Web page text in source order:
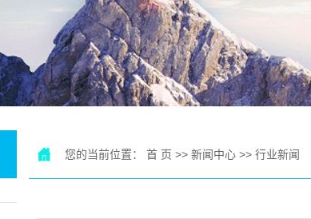
机
开箱机/封箱
机
机器人应用
滑轨捆绑机
您的当前位置： 首 页 >> 新闻中心 >> 行业新闻